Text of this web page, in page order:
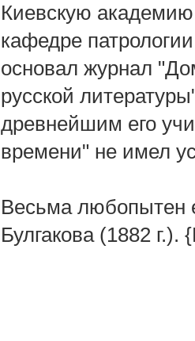
Киевскую академию
кафедре
основал журнал
русской
древнейшим его
времени" не имел
Весьма любопытен
Булгакова (1882 г.).